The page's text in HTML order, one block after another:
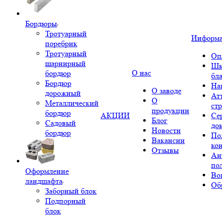
Бордюры
Тротуарный
поребрик
Тротуарный
шарнирный
бордюр
Бордюр
дорожный
Металлический
бордюр
Садовый
бордюр
Оформление
ландшафта
Заборный блок
Подпорный
блок
АКЦИИ
О нас
О заводе
О
продукции
Блог
Новости
Вакансии
Отзывы